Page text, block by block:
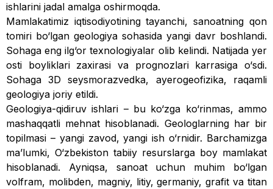
ishlarini jadal amalga oshirmoqda.
Mamlakatimiz iqtisodiyotining tayanchi, sanoatning qon
tomiri bo‘lgan geologiya sohasida yangi davr boshlandi.
Sohaga eng ilg‘or texnologiyalar olib kelindi. Natijada yer
osti boyliklari zaxirasi va prognozlari karrasiga o‘sdi.
Sohaga 3D seysmorazvedka, ayerogeo­fizika, raqamli
geologiya joriy etildi.
Geologiya-qidiruv ishlari – bu ko‘zga ko‘rinmas, ­ammo
mashaqqatli mehnat hisoblanadi. Geologlarning har bir
topilmasi – yangi zavod, yangi ish o‘rnidir. Barchamizga
maʼlumki, O‘zbekiston tabiiy resurslarga boy mamlakat
hisoblanadi. Ayniqsa, sanoat uchun muhim bo‘lgan
volfram, molibden, magniy, litiy, germaniy, grafit va titan